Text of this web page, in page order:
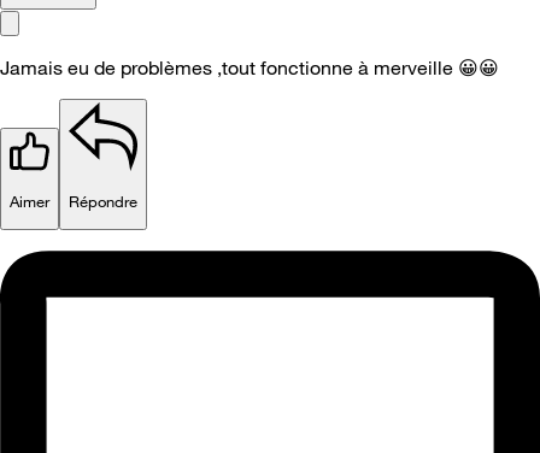
Jamais eu de problèmes ,tout fonctionne à merveille 😀😀
Aimer Répondre